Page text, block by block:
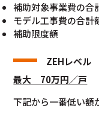
補助対象事業費の
モデル工事費の合
補助限度額
ZEHレベル
最大 70万円／戸
下記から一番低い額